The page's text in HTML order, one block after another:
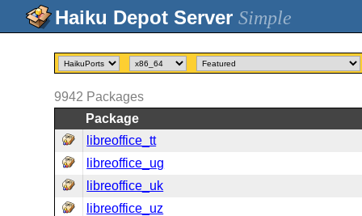
Simple
9942 Packages
Package
libreoffice_tt
libreoffice_ug
libreoffice_uk
libreoffice_uz